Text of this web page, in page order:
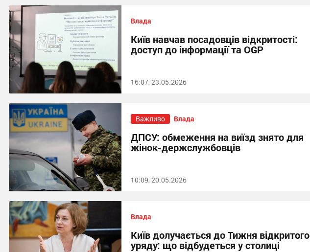
Влада
Київ навчав посадовців відкритості:
доступ до інформації та OGP
16:07, 23.05.2026
Важливо Влада
ДПСУ: обмеження на виїзд знято для
жінок-держслужбовців
10:09, 20.05.2026
Влада
Київ долучається до Тижня відкритого
уряду: що відбудеться у столиці